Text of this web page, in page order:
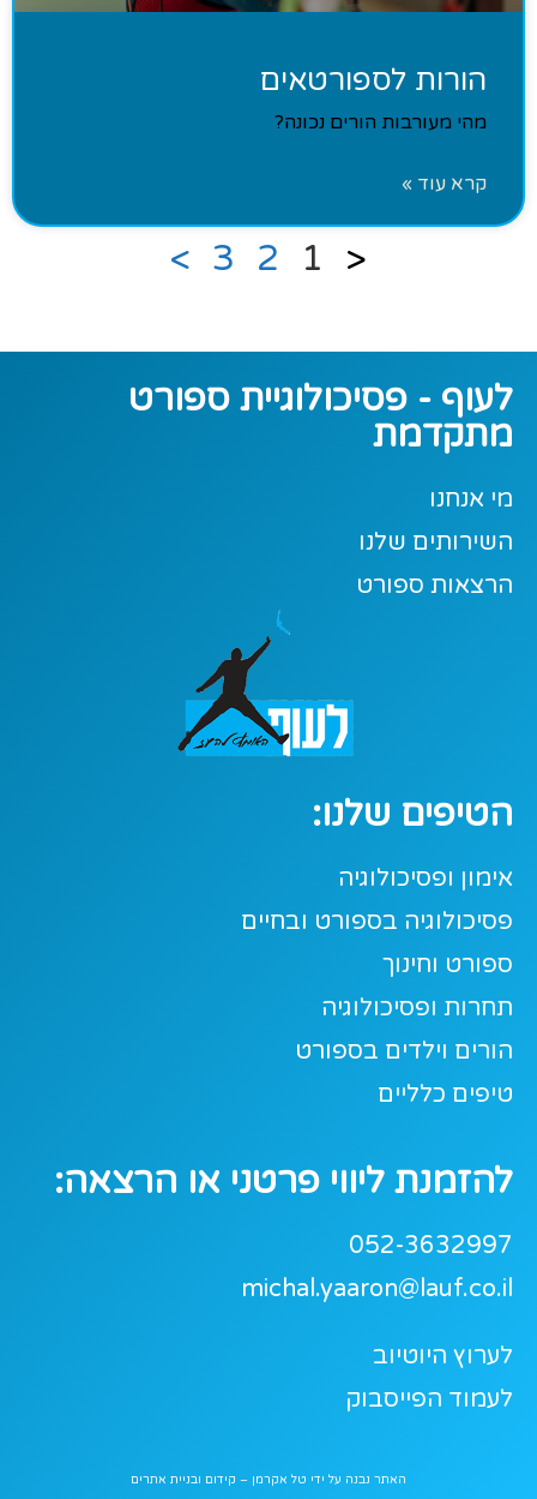
הורות לספורטאים
מהי מעורבות הורים נכונה?
קרא עוד »
<
1
2
3
>
לעוף - פסיכולוגיית ספורט
מתקדמת
מי אנחנו
השירותים שלנו
הרצאות ספורט
הטיפים שלנו:
אימון ופסיכולוגיה
פסיכולוגיה בספורט ובחיים
ספורט וחינוך
תחרות ופסיכולוגיה
הורים וילדים בספורט
טיפים כלליים
להזמנת ליווי פרטני או הרצאה:
052-3632997
michal.yaaron@lauf.co.il
לערוץ היוטיוב
לעמוד הפייסבוק
האתר נבנה על ידי טל אקרמן – קידום ובניית אתרים